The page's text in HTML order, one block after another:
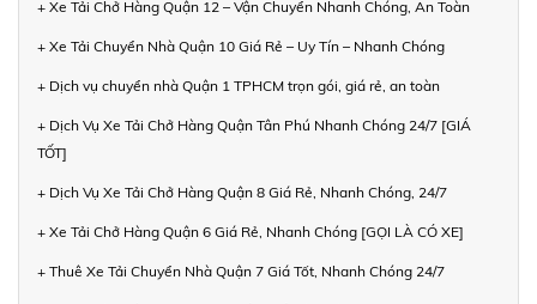
+ Xe Tải Chở Hàng Quận 12 – Vận Chuyển Nhanh Chóng, An Toàn
+ Xe Tải Chuyển Nhà Quận 10 Giá Rẻ – Uy Tín – Nhanh Chóng
+ Dịch vụ chuyển nhà Quận 1 TPHCM trọn gói, giá rẻ, an toàn
+ Dịch Vụ Xe Tải Chở Hàng Quận Tân Phú Nhanh Chóng 24/7 [GIÁ
TỐT]
+ Dịch Vụ Xe Tải Chở Hàng Quận 8 Giá Rẻ, Nhanh Chóng, 24/7
+ Xe Tải Chở Hàng Quận 6 Giá Rẻ, Nhanh Chóng [GỌI LÀ CÓ XE]
+ Thuê Xe Tải Chuyển Nhà Quận 7 Giá Tốt, Nhanh Chóng 24/7